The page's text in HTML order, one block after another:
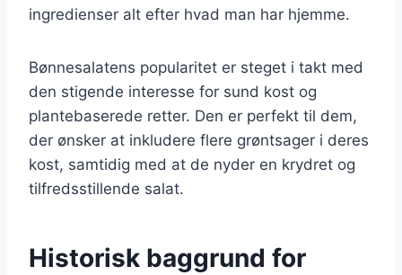
ingredienser alt efter hvad man har hjemme.
Bønnesalatens popularitet er steget i takt med
den stigende interesse for sund kost og
plantebaserede retter. Den er perfekt til dem,
der ønsker at inkludere flere grøntsager i deres
kost, samtidig med at de nyder en krydret og
tilfredsstillende salat.
Historisk baggrund for